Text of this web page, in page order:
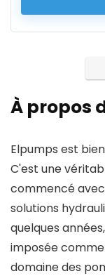
À propos
Elpumps est
C'est une
commencé
solutions
quelques
imposée
domaine des